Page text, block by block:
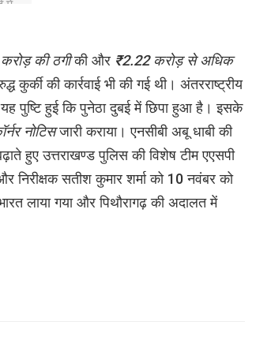
की ठगीकी और ₹2.22 करोड़ से अधिक
की कार्रवाई भी की गई थी। अंतरराष्ट्रीय
पुष्टि हुई कि पुनेठा दुबई में छिपा हुआ है। इसके
नोटिसजारी कराया। एनसीबी अबू धाबी की
हुए उत्तराखण्ड पुलिस की विशेष टीम एएसपी
निरीक्षक सतीश कुमार शर्मा को 10 नवंबर को
लाया गया और पिथौरागढ़ की अदालत में